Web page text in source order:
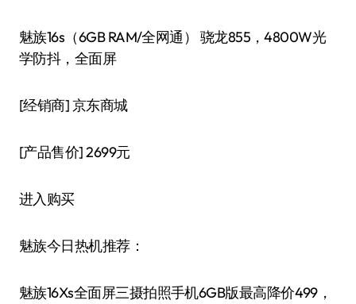
魅族16s（6GB RAM/全网通） 骁龙855，4800W光
学防抖，全面屏
[经销商]京东商城
[产品售价]2699元
进入购买
魅族今日热机推荐：
魅族16Xs全面屏三摄拍照手机6GB版最高降价499，